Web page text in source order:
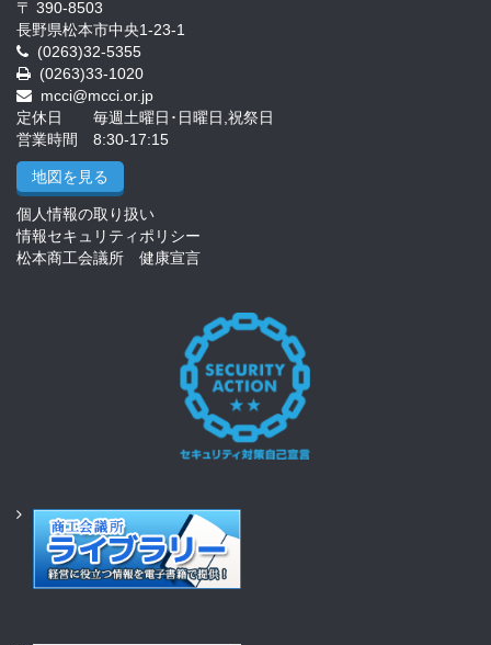
〒 390-8503
長野県松本市中央1-23-1
(0263)32-5355
(0263)33-1020
mcci@mcci.or.jp
定休日 毎週土曜日･日曜日,祝祭日
営業時間 8:30-17:15
地図を見る
個人情報の取り扱い
情報セキュリティポリシー
松本商工会議所 健康宣言